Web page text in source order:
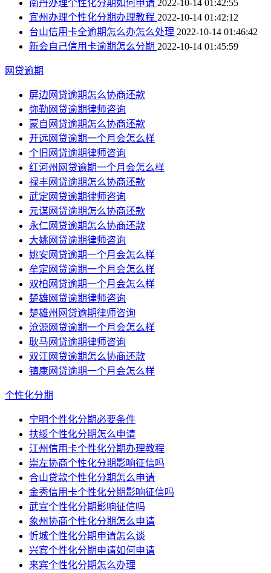
南丹办理个性化分期如何申请 2022-10-14 01:42:55
宜州办理个性化分期办理教程 2022-10-14 01:42:12
台山信用卡全逾期怎么办怎么处理 2022-10-14 01:46:42
新会自己信用卡逾期怎么分期 2022-10-14 01:45:59
网贷逾期
屏边网贷逾期怎么协商还款
弥勒网贷逾期律师咨询
蒙自网贷逾期怎么协商还款
开远网贷逾期一个月会怎么样
个旧网贷逾期律师咨询
红河州网贷逾期一个月会怎么样
禄丰网贷逾期怎么协商还款
武定网贷逾期律师咨询
元谋网贷逾期怎么协商还款
永仁网贷逾期怎么协商还款
大姚网贷逾期律师咨询
姚安网贷逾期一个月会怎么样
牟定网贷逾期一个月会怎么样
双柏网贷逾期一个月会怎么样
楚雄网贷逾期律师咨询
楚雄州网贷逾期律师咨询
沧源网贷逾期一个月会怎么样
耿马网贷逾期律师咨询
双江网贷逾期怎么协商还款
镇康网贷逾期一个月会怎么样
个性化分期
宁明个性化分期必要条件
扶绥个性化分期怎么申请
江州信用卡个性化分期办理教程
崇左协商个性化分期影响征信吗
合山贷款个性化分期怎么申请
金秀信用卡个性化分期影响征信吗
武宣个性化分期影响征信吗
象州协商个性化分期怎么申请
忻城个性化分期申请怎么谈
兴宾个性化分期申请如何申请
来宾个性化分期怎么办理